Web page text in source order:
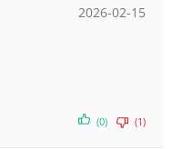
2026-02-15
(0) (1)